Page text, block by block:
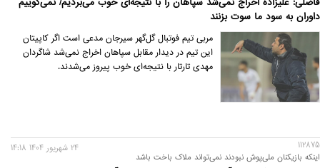
داوران به سود ما سوت بزنند
مربی تیم فوتبال گل‌گهر سیرجان مدعی است اگر کاپیتان
این تیم در دیدار مقابل سپاهان اخراج نمی‌شد شاگردان
مهدی تارتار با نتیجه‌ای خوب پیروز می‌شدند.
112875
اینکه بازیکنان ملی‌پوش نبودند نمی‌تواند ملاک باخت باشد
24 شهريور 1404 14:18